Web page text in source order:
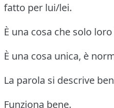
fatto per lui/lei.
È una cosa che solo
È una cosa unica, è
La parola si descrive
Funziona bene.